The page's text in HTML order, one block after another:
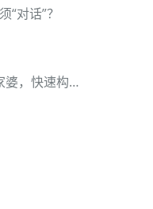
“对话”？
多经销商ERP对接金蝶用友管家婆，快速构建总部数据集成中台